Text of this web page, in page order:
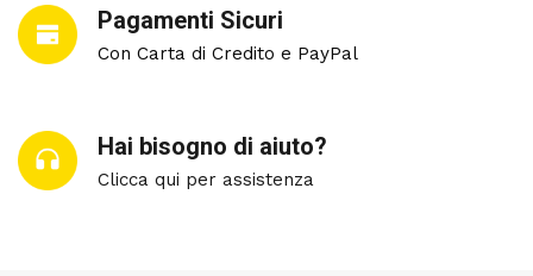
Pagamenti Sicuri
Con Carta di Credito e PayPal
Hai bisogno di aiuto?
Clicca qui per assistenza